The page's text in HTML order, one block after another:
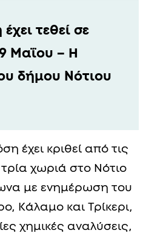
τεθεί σε
Μαΐου – Η
δήμου Νότιου
έχει κριθεί από τις
χωριά στο Νότιο
με ενημέρωση του
Κάλαμο και Τρίκερι,
χημικές αναλύσεις,